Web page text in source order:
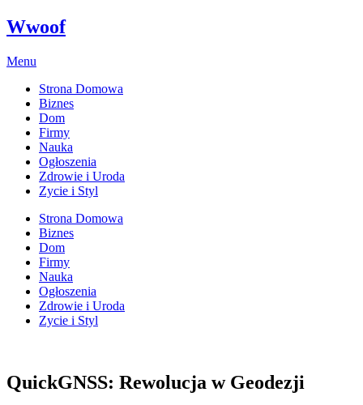
Wwoof
Menu
Strona Domowa
Biznes
Dom
Firmy
Nauka
Ogłoszenia
Zdrowie i Uroda
Zycie i Styl
Strona Domowa
Biznes
Dom
Firmy
Nauka
Ogłoszenia
Zdrowie i Uroda
Zycie i Styl
QuickGNSS: Rewolucja w Geodezji